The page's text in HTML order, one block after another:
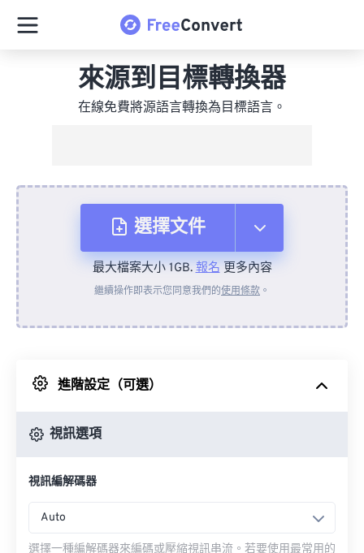
來源到目標轉換器
在線免費將源語言轉換為目標語言。
選擇文件
來自裝置
來自 Google 雲端硬碟
最大檔案大小 1GB.報名更多內容
繼續操作即表示您同意我們的使用條款 。
進階設定（可選）
視訊選項
視訊編解碼器
Auto
選擇一種編解碼器來編碼或壓縮視訊串流。若要使用最常用的